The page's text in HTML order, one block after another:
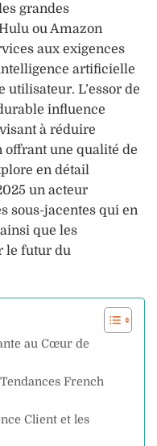
grandes
ou Amazon
aux exigences
artificielle
utilisateur. L’essor de
influence
à réduire
offrant une qualité de
en détail
un acteur
sous-jacentes qui en
que les
le futur du
au Cœur de
French
Client et les